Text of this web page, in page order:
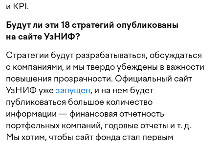
и KPI.
Будут ли эти 18 стратегий опубликованы
на сайте УзНИФ?
Стратегии будут разрабатываться, обсуждаться
с компаниями, и мы твердо убеждены в важности
повышения прозрачности. Официальный сайт
УзНИФ ужезапущен, и на нем будет
публиковаться большое количество
информации — финансовая отчетность
портфельных компаний, годовые отчеты и т. д.
Мы хотим, чтобы сайт фонда стал первым